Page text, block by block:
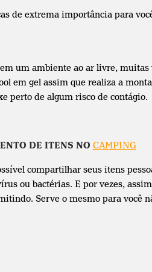
de extrema importância para
um ambiente ao ar livre,
em gel assim que realiza a
perto de algum risco de contágio.
DE ITENS NO CAMPING
compartilhar seus itens
ou bactérias. E por vezes,
Serve o mesmo para você